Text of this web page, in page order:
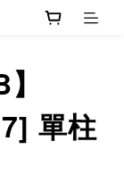
單柱